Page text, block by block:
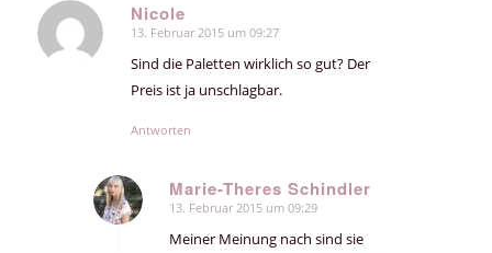
Nicole
sagte:
13. Februar 2015 um 09:27
Sind die Paletten wirklich so gut? Der
Preis ist ja unschlagbar.
Antworten
Marie-Theres Schindler
sagte:
13. Februar 2015 um 09:29
Meiner Meinung nach sind sie